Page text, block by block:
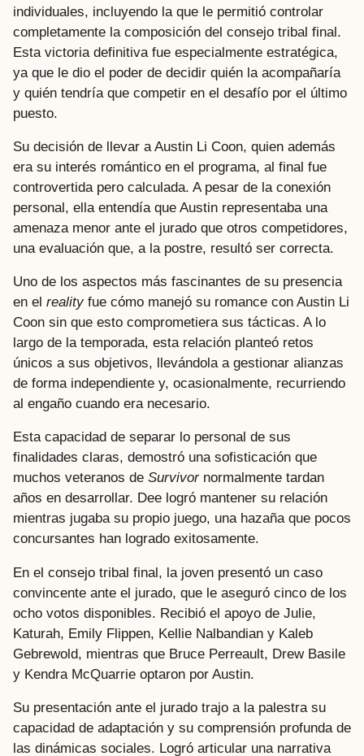
individuales, incluyendo la que le permitió controlar
completamente la composición del consejo tribal final.
Esta victoria definitiva fue especialmente estratégica,
ya que le dio el poder de decidir quién la acompañaría
y quién tendría que competir en el desafío por el último
puesto.
Su decisión de llevar a Austin Li Coon, quien además
era su interés romántico en el programa, al final fue
controvertida pero calculada. A pesar de la conexión
personal, ella entendía que Austin representaba una
amenaza menor ante el jurado que otros competidores,
una evaluación que, a la postre, resultó ser correcta.
Uno de los aspectos más fascinantes de su presencia
en el realityfue cómo manejó su romance con Austin Li
Coon sin que esto comprometiera sus tácticas. A lo
largo de la temporada, esta relación planteó retos
únicos a sus objetivos, llevándola a gestionar alianzas
de forma independiente y, ocasionalmente, recurriendo
al engaño cuando era necesario.
Esta capacidad de separar lo personal de sus
finalidades claras, demostró una sofisticación que
muchos veteranos de Survivornormalmente tardan
años en desarrollar. Dee logró mantener su relación
mientras jugaba su propio juego, una hazaña que pocos
concursantes han logrado exitosamente.
En el consejo tribal final, la joven presentó un caso
convincente ante el jurado, que le aseguró cinco de los
ocho votos disponibles. Recibió el apoyo de Julie,
Katurah, Emily Flippen, Kellie Nalbandian y Kaleb
Gebrewold, mientras que Bruce Perreault, Drew Basile
y Kendra McQuarrie optaron por Austin.
Su presentación ante el jurado trajo a la palestra su
capacidad de adaptación y su comprensión profunda de
las dinámicas sociales. Logró articular una narrativa